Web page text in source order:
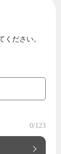
ください。
0/123